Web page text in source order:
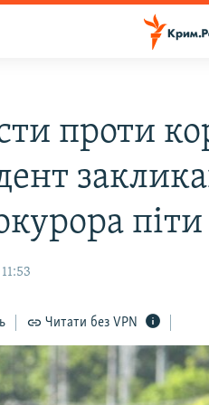
проти
піти
Читати без VPN